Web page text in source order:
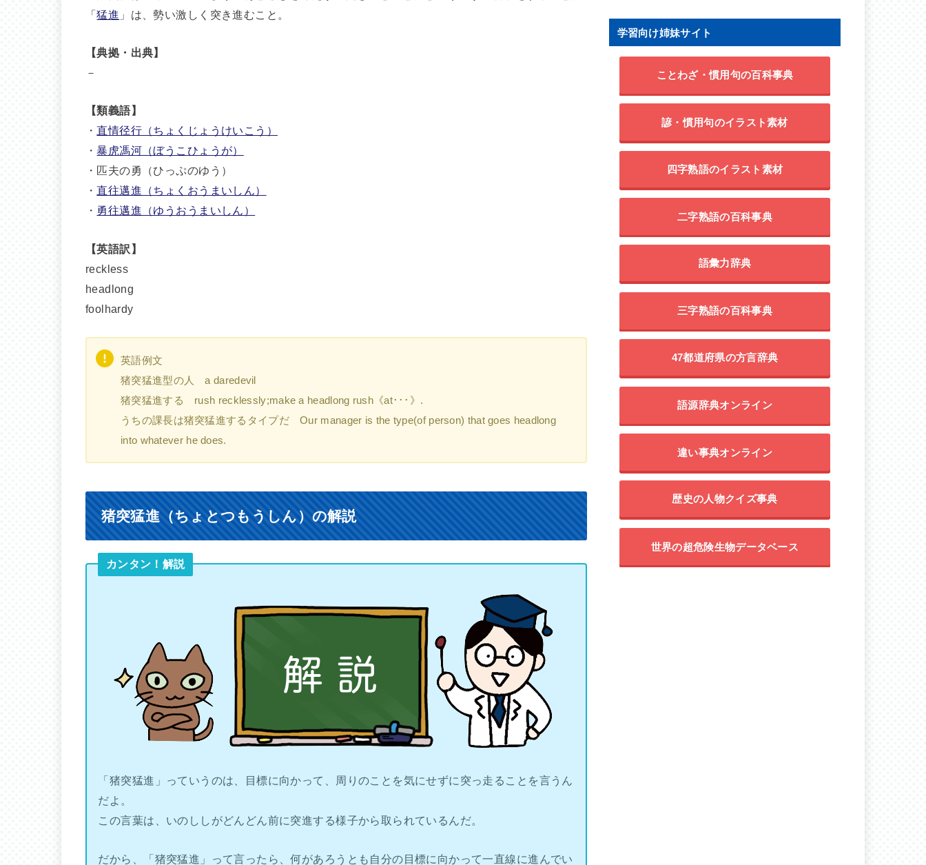
「猛進 」は、勢い激しく突き進むこと。
【典拠・出典】
－
【類義語】
・直情径行（ちょくじょうけいこう）
・暴虎馮河（ぼうこひょうが）
・匹夫の勇（ひっぷのゆう）
・直往邁進（ちょくおうまいしん）
・ 勇往邁進（ゆうおうまいしん）
【英語訳】
reckless
headlong
foolhardy
英語例文
猪突猛進型の人 a daredevil
猪突猛進する rush recklessly;make a headlong rush《at･･･》.
うちの課長は猪突猛進するタイプだ Our manager is the type(of person) that goes headlong
into whatever he does.
猪突猛進（ちょとつもうしん）の解説
カンタン！解説
「猪突猛進」っていうのは、目標に向かって、周りのことを気にせずに突っ走ることを言うん
だよ。
この言葉は、いのししがどんどん前に突進する様子から取られているんだ。
だから、「猪突猛進」って言ったら、何があろうとも自分の目標に向かって一直線に進んでい
学習向け姉妹サイト
ことわざ・慣用句の百科事典
諺・慣用句のイラスト素材
四字熟語のイラスト素材
二字熟語の百科事典
語彙力辞典
三字熟語の百科事典
47都道府県の方言辞典
語源辞典オンライン
違い事典オンライン
歴史の人物クイズ事典
世界の超危険生物データベース